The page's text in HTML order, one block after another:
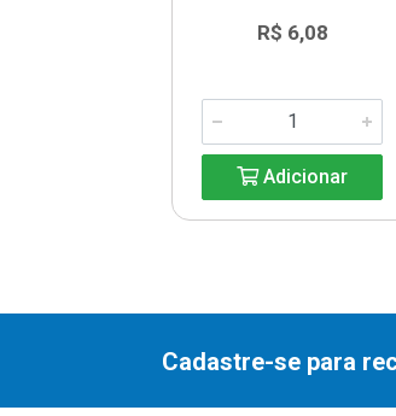
R$ 6,08
Adicionar
Cadastre-se para